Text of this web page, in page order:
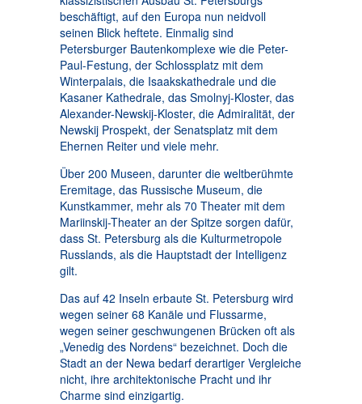
beschäftigt, auf den Europa nun neidvoll
seinen Blick heftete. Einmalig sind
Petersburger Bautenkomplexe wie die Peter-
Paul-Festung, der Schlossplatz mit dem
Winterpalais, die Isaakskathedrale und die
Kasaner Kathedrale, das Smolnyj-Kloster, das
Alexander-Newskij-Kloster, die Admiralität, der
Newskij Prospekt, der Senatsplatz mit dem
Ehernen Reiter und viele mehr.
Über 200 Museen, darunter die weltberühmte
Eremitage, das Russische Museum, die
Kunstkammer, mehr als 70 Theater mit dem
Mariinskij-Theater an der Spitze sorgen dafür,
dass St. Petersburg als die Kulturmetropole
Russlands, als die Hauptstadt der Intelligenz
gilt.
Das auf 42 Inseln erbaute St. Petersburg wird
wegen seiner 68 Kanäle und Flussarme,
wegen seiner geschwungenen Brücken oft als
„Venedig des Nordens“ bezeichnet. Doch die
Stadt an der Newa bedarf derartiger Vergleiche
nicht, ihre architektonische Pracht und ihr
Charme sind einzigartig.